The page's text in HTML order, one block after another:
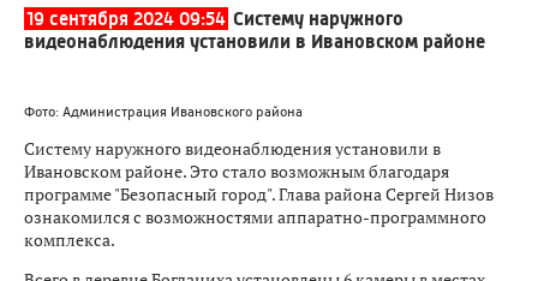
19 сентября 2024 09:54 Систему наружного
видеонаблюдения установили в Ивановском районе